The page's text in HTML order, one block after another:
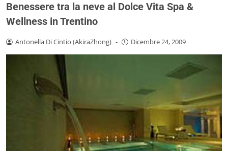
Benessere tra la neve al Dolce Vita Spa &
Wellness in Trentino
Antonella Di Cintio (AkiraZhong) - Dicembre 24, 2009